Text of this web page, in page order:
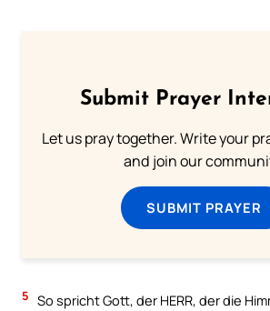
Submit Prayer
Let us pray together. Write your
and join our
SUBMIT PRAYER
5 So spricht Gott, der HERR, der die